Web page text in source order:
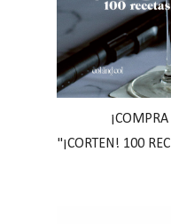
"¡CORTEN! 100